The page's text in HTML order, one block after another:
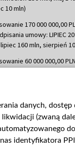
10 mln)
170 000 000,00
umowy: LIPIEC
160 mln, sierpień
60 000 000,00 PLN
umowy:
wrzesień 100 mln,
265 mln)
48 862 000,00
danych,
(zwaną
identyfikatora